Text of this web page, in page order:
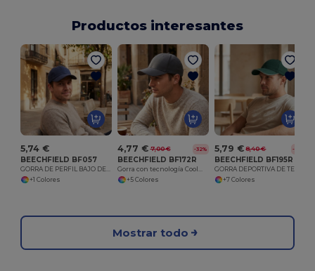
Productos interesantes
5,74 €
BEECHFIELD BF057
GORRA DE PERFIL BAJO DE ALGODÓN PEINADO GRUESO
+1 Colores
4,77 € 7,00 € -32%
BEECHFIELD BF172R
Gorra con tecnología Coolmax®
+5 Colores
5,79 € 8,40 € -31%
BEECHFIELD BF195R
+7 Colores
Mostrar todo